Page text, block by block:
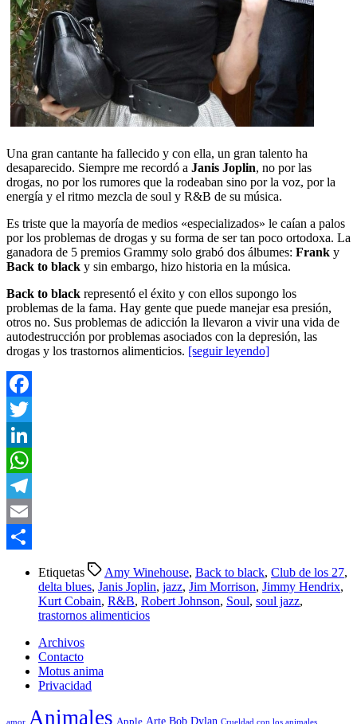
Una gran cantante ha fallecido y con ella, un gran talento ha
desaparecido. Siempre me recordó a Janis Joplin, no por las
drogas, no por los rumores que la rodeaban sino por la voz, por la
energía y el ritmo mezcla de soul y R&B de su música.
Es triste que la mayoría de medios «especializados» le caían a palos
por los problemas de drogas y su forma de ser tan poco ortodoxa. La
ganadora de 5 premios Grammy solo grabó dos álbumes: Frank y
Back to black y sin embargo, hizo historia en la música.
Back to black representó el éxito y con ellos supongo los
problemas de la fama. Hay gente que puede manejar esa presión,
otros no. Sus problemas de adicción la llevaron a vivir una vida de
autodestrucción por problemas asociados con la depresión, las
drogas y los trastornos alimenticios. [seguir leyendo]
Facebook
Twitter
LinkedIn
WhatsApp
Telegram
Email
Etiquetas Amy Winehouse, Back to black, Club de los 27,
delta blues, Janis Joplin, jazz, Jim Morrison, Jimmy Hendrix,
Kurt Cobain, R&B, Robert Johnson, Soul, soul jazz,
trastornos alimenticios
Archivos
Contacto
Motus anima
Privacidad
amor Animales Apple Arte Bob Dylan Crueldad con los animales